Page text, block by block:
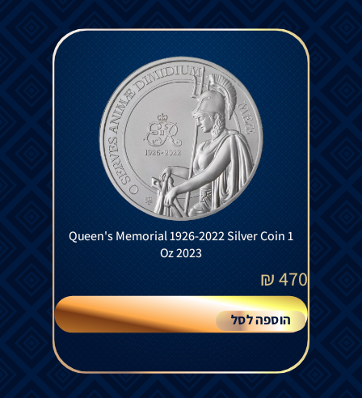
Queen's Memorial 1926-2022 Silver Coin 1
Oz 2023
470
₪
הוספה לסל